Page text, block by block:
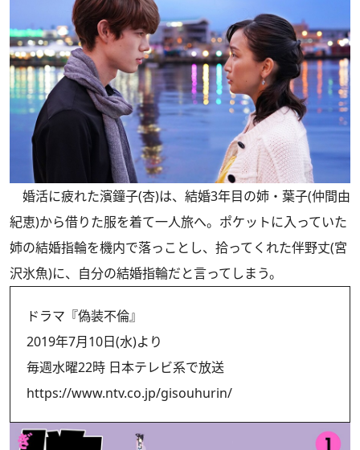
婚活に疲れた濱鐘子(杏)は、結婚3年目の姉・葉子(仲間由
紀恵)から借りた服を着て一人旅へ。ポケットに入っていた
姉の結婚指輪を機内で落っことし、拾ってくれた伴野丈(宮
沢氷魚)に、自分の結婚指輪だと言ってしまう。
ドラマ『偽装不倫』
2019年7月10日(水)より
毎週水曜22時 日本テレビ系で放送
https://www.ntv.co.jp/gisouhurin/